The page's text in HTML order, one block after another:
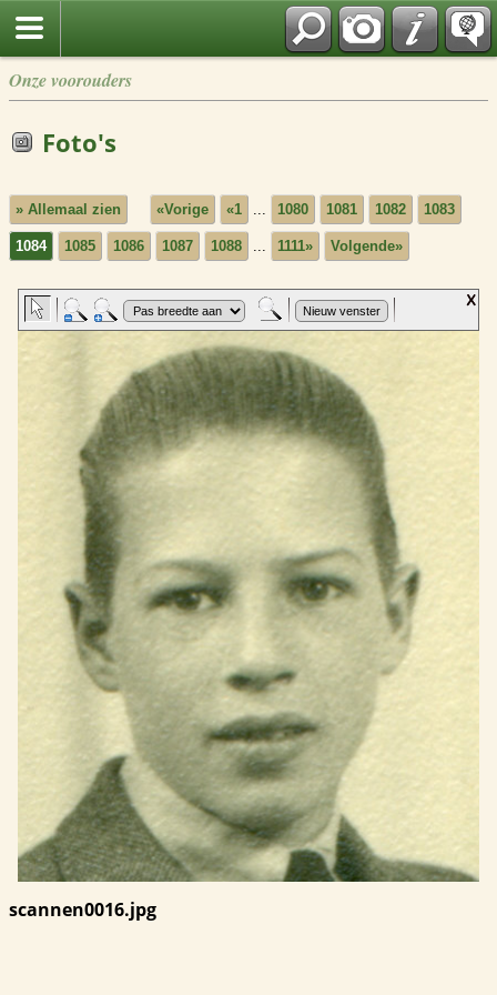
Onze voorouders
Foto's
» Allemaal zien «Vorige «1 ... 1080 1081 1082 1083
1084 1085 1086 1087 1088 ... 1111» Volgende»
scannen0016.jpg